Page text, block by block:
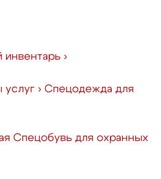
инвентарь ›
› Спецодежда для
Спецобувь для охранных